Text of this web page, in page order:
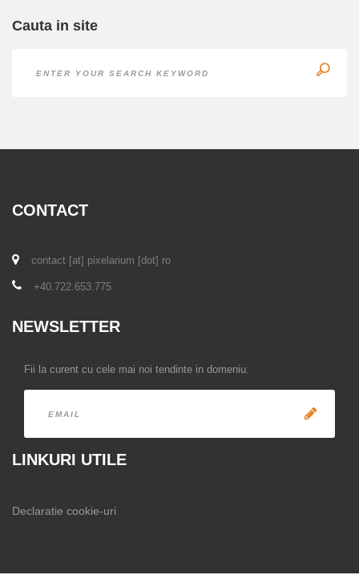
Cauta in site
CONTACT
contact [at] pixelarium [dot] ro
+40.722.653.775
NEWSLETTER
Fii la curent cu cele mai noi tendinte in domeniu.
LINKURI UTILE
Declaratie cookie-uri